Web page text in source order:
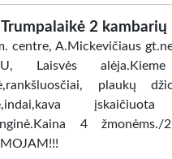
Trumpalaikė 2
centre, A.Mickevičiaus
Laisvės
plaukų
4 žmonėms./